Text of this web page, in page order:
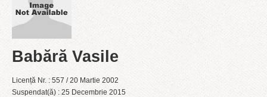
Babără Vasile
Licență Nr. : 557 / 20 Martie 2002
Suspendat(ă) : 25 Decembrie 2015